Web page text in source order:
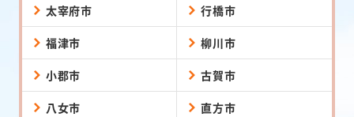
太宰府市 行橋市
福津市 柳川市
小郡市 古賀市
八女市 直方市